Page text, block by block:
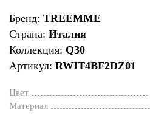
Бренд: TREEMME
Страна: Италия
Коллекция: Q30
Артикул: RWIT4BF2DZ01
Цвет
Материал